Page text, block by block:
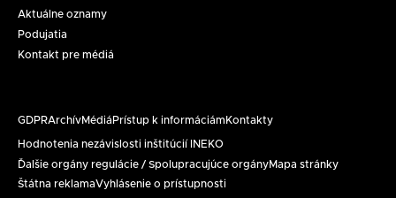
Aktuálne oznamy
Podujatia
Kontakt pre médiá
Päta
GDPRArchívMédiá Prístup k informáciám Kontakty
Hodnotenia nezávislosti inštitúcií INEKO
Ďalšie orgány regulácie / Spolupracujúce orgányMapa stránky
Štátna reklamaVyhlásenie o prístupnosti